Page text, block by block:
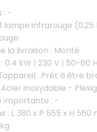
: -
lampe infrarouge
la livraison : Monté
: 0.4 kW | 230 V | 50-60
: Prêt à être
Acier inoxydable -
importante : -
: L 380 x P 555 x H 560